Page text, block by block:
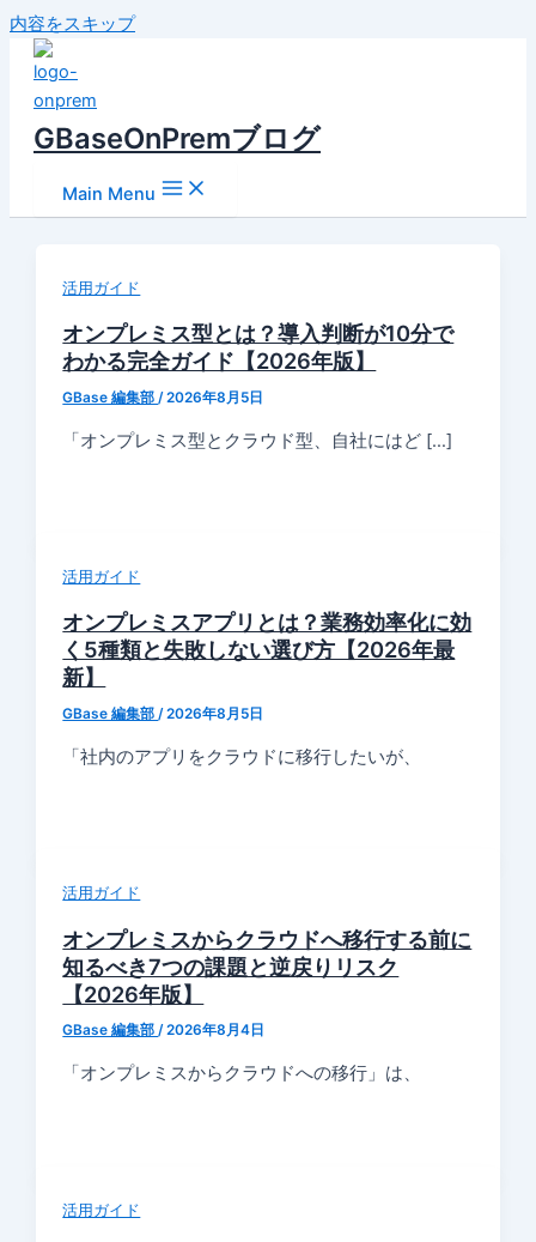
内容をスキップ
GBaseOnPremブログ
Main Menu
活用ガイド
オンプレミス型とは？導入判断が10分で
わかる完全ガイド【2026年版】
GBase 編集部/2026年8月5日
「オンプレミス型とクラウド型、自社にはど […]
活用ガイド
オンプレミスアプリとは？業務効率化に効
く5種類と失敗しない選び方【2026年最
新】
GBase 編集部/2026年8月5日
「社内のアプリをクラウドに移行したいが、
活用ガイド
オンプレミスからクラウドへ移行する前に
知るべき7つの課題と逆戻りリスク
【2026年版】
GBase 編集部/2026年8月4日
「オンプレミスからクラウドへの移行」は、
活用ガイド